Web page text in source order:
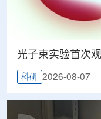
光子束实验首次
科研 2026-08-07